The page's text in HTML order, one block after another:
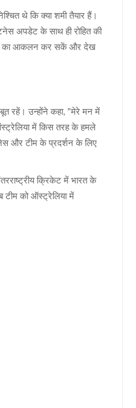
थे कि क्या शमी तैयार हैं।
अपडेट के साथ ही रोहित की
का आकलन कर सकें और देख
रहें। उन्होंने कहा, "मेरे मन में
में किस तरह के हमले
और टीम के प्रदर्शन के लिए
क्रिकेट में भारत के
टीम को ऑस्ट्रेलिया में